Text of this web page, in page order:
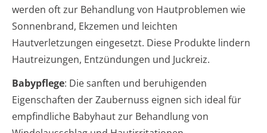
werden oft zur Behandlung von Hautproblemen wie
Sonnenbrand, Ekzemen und leichten
Hautverletzungen eingesetzt. Diese Produkte lindern
Hautreizungen, Entzündungen und Juckreiz.
Babypflege: Die sanften und beruhigenden
Eigenschaften der Zaubernuss eignen sich ideal für
empfindliche Babyhaut zur Behandlung von